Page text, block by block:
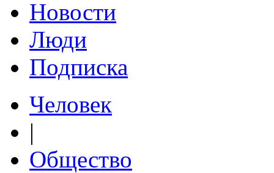
Новости
Люди
Подписка
Человек
|
Общество